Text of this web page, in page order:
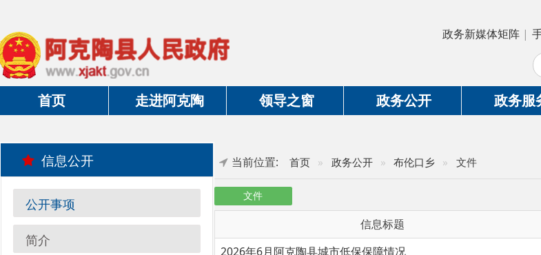
政务新媒体矩阵 | 手机版| 繁體 |
首页 走进阿克陶 领导之窗 政务公开 政务服务
信息公开
公开事项
简介
领导
当前位置:
2026年6月阿克陶县城市低保保障情况
2026年6月阿克陶县农村低保保障情况